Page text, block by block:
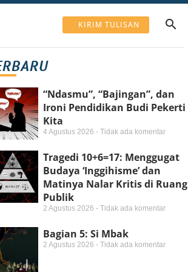
KIRIM TULISAN
“Ndasmu”, “Bajingan”, dan
Ironi Pendidikan Budi Pekerti
Kita
4 Agustus 2026 Tidak ada komentar
Tragedi 10+6=17: Menggugat
Budaya ‘Inggihisme’ dan
Matinya Nalar Kritis di Ruang
Publik
2 Agustus 2026 Tidak ada komentar
Bagian 5: Si Mbak
2 Agustus 2026 Tidak ada komentar